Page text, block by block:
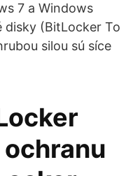
7 a Windows
disky (BitLocker To
silou sú síce